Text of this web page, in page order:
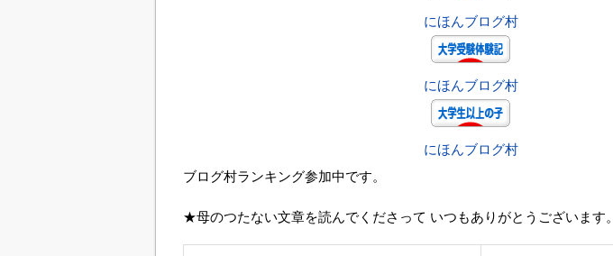
にほんブログ村
にほんブログ村
にほんブログ村
ブログ村ランキング参加中です。
★母のつたない文章を読んでくださって いつもありがとうございます。